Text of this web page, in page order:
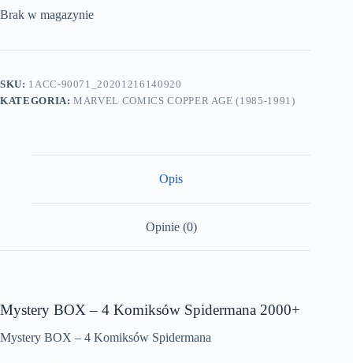
Brak w magazynie
SKU: 1ACC-90071_20201216140920
KATEGORIA:MARVEL COMICS COPPER AGE (1985-1991)
Opis
Opinie (0)
Mystery BOX – 4 Komiksów Spidermana 2000+
Mystery BOX – 4 Komiksów Spidermana